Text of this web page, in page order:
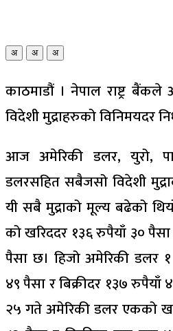
अ अ अ
काठमाडौं । नेपाल राष्ट्र
विदेशी मुद्राहरुको विनिमयदर
आज अमेरिकी डलर, युरो,
डलरसहित सबैजसो विदेशी
यी सबै मुद्राको मूल्य बढेको
को खरिददर १३६ रुपैयाँ ३० पैसा
पैसा छ। हिजो अमेरिकी डलर
४९ पैसा र बिक्रीदर १३७ रुपैयाँ
२५ गते अमेरिकी डलर एकको